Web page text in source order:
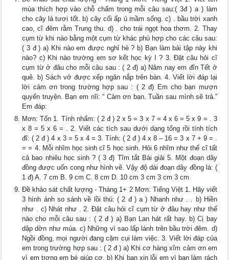
mùa thích hợp vào chỗ chấm trong mỗi câu sau:( 3đ ) a ) làm
cho cây lá tươi tốt. b) cây cối ấp ủ mầm sống. c) . bầu trời xanh
cao, cĩ đêm rằm Trung thu. d) . cho trái ngọt hoa thơm. 2. Thay
cụm từ khi nào bằng một cụm từ khác phù hợp cho các câu sau:
( 3 đ ) a) Khi nào em được nghỉ hè ? b) Bạn làm bài tập này khi
nào? c) Khi nào trường em sơ kết học kỳ I ? 3. Đặt câu hỏi cĩ
cụm từ ở đâu cho mỗi câu sau : ( 2 đ) a) Năm nay em đĩn Tết ở
quê. b) Sách vở được xếp ngăn nắp trên bàn. 4. Viết lời đáp lại
lời cảm ơn trong trường hợp sau : ( 2 đ) Em cho bạn mượn
quyển truyện. Bạn em nĩi: “ Cảm ơn bạn. Tuần sau mình sẽ trả.”
Em đáp:
Mơn: Tốn 1. Tính nhẩm: ( 2 đ ) 2 x 5 = 3 x 7 = 4 x 6 = 5 x 9 = . 3
x 8 = 5 x 6 = . 2. Viết các tích sau dưới dạng tổng rồi tính tích
đĩ: ( 2 đ ) 4 x 3 = 5 x 4 = 3. Tính: ( 2 đ ) 4 x 8 – 16 = 3 x 7 + 9 = .
= = 4. Mỗi nhĩm học sinh cĩ 5 học sinh. Hỏi 6 nhĩm như thế cĩ tất
cả bao nhiêu học sinh ? ( 3 đ) Tĩm tắt Bài giải 5. Một đoạn dây
đồng được uốn cong như hình vẽ. Vậy độ dài đoạn dây đồng là: (
1 đ) A. 7 cm B. 9 cm C. 8 cm D. 10 cm 3 cm 3 cm 3 cm
Đề khảo sát chất lượng - Tháng 1+ 2 Mơn: Tiếng Việt 1. Hãy viết
3 hình ảnh so sánh về lồi thú: ( 2 đ ) a ) Nhanh như . . b) Hiền
như . c) Nhát như . 2. Đặt câu hỏi cĩ cụm từ ở đâu hay như thế
nào cho mỗi câu sau : ( 2 đ ) a) Bạn Lan hát rất hay. b) Cị bay
dập dờn như múa. c) Những vì sao lấp lánh trên bầu trời đêm. d)
Ngồi đồng, mọi người đang cặm cụi làm việc. 3. Viết lời đáp của
em trong trường hợp sau : ( 2 đ ) a) Khi cơ hàng xĩm cảm ơn em
vì em trơng em bé giúp cơ. b) Khi bạn xin lỗi em vì bạn làm rách